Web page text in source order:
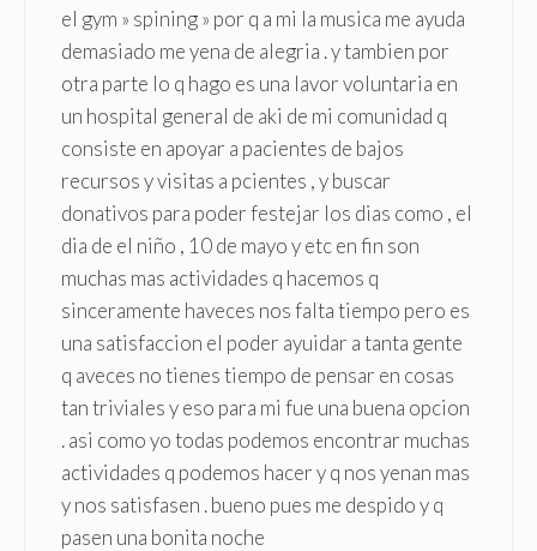
el gym » spining » por q a mi la musica me ayuda
demasiado me yena de alegria . y tambien por
otra parte lo q hago es una lavor voluntaria en
un hospital general de aki de mi comunidad q
consiste en apoyar a pacientes de bajos
recursos y visitas a pcientes , y buscar
donativos para poder festejar los dias como , el
dia de el niño , 10 de mayo y etc en fin son
muchas mas actividades q hacemos q
sinceramente haveces nos falta tiempo pero es
una satisfaccion el poder ayuidar a tanta gente
q aveces no tienes tiempo de pensar en cosas
tan triviales y eso para mi fue una buena opcion
. asi como yo todas podemos encontrar muchas
actividades q podemos hacer y q nos yenan mas
y nos satisfasen . bueno pues me despido y q
pasen una bonita noche